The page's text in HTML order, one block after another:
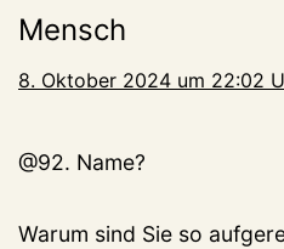
Mensch
8. Oktober 2024 um 22:02
@92. Name?
Warum sind Sie so